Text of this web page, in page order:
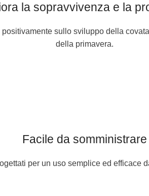
la sopravvivenza e la
sullo sviluppo della
della primavera.
Facile da somministrare
per un uso semplice ed efficace